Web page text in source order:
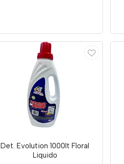
Det. Evolution 1000lt Floral
Liquido